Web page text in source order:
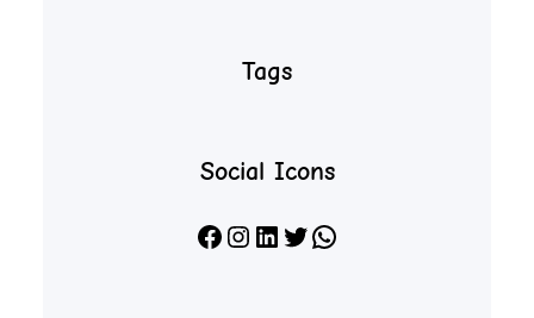
Tags
Social Icons
Facebook Instagram LinkedIn X WhatsApp